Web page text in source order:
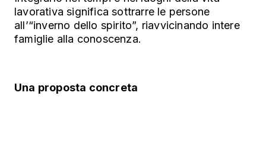
lavorativa significa sottrarre le persone
all’“inverno dello spirito”, riavvicinando intere
famiglie alla conoscenza.
Una proposta concreta